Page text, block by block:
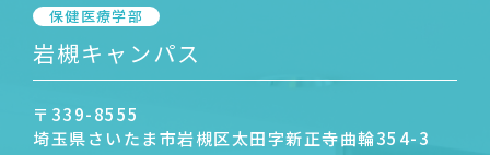
保健医療学部
岩槻キャンパス
〒339-8555
埼玉県さいたま市岩槻区太田字新正寺曲輪354-3